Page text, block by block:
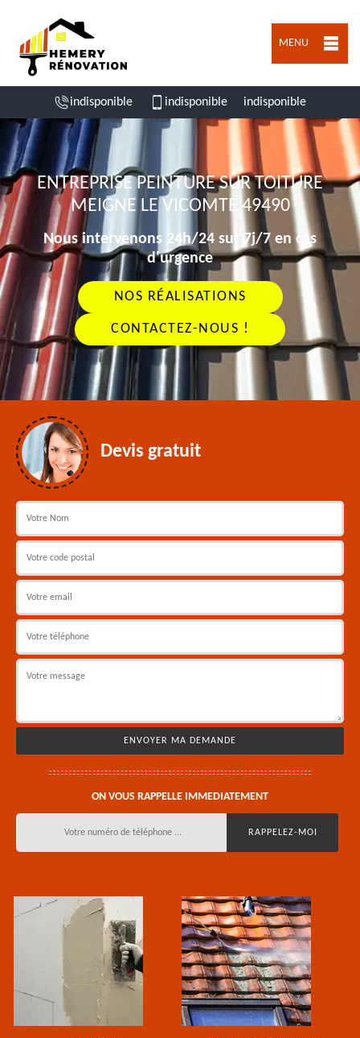
MENU
indisponible indisponible indisponible
ENTREPRISE PEINTURE SUR TOITURE
MEIGNE LE VICOMTE 49490
Nous intervenons 24h/24 sur 7j/7 en cas
d'urgence
NOS RÉALISATIONS
CONTACTEZ-NOUS !
Devis gratuit
ON VOUS RAPPELLE IMMEDIATEMENT